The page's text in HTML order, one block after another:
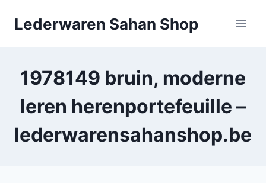
Lederwaren Sahan Shop
1978149 bruin, moderne
leren herenportefeuille –
lederwarensahanshop.be